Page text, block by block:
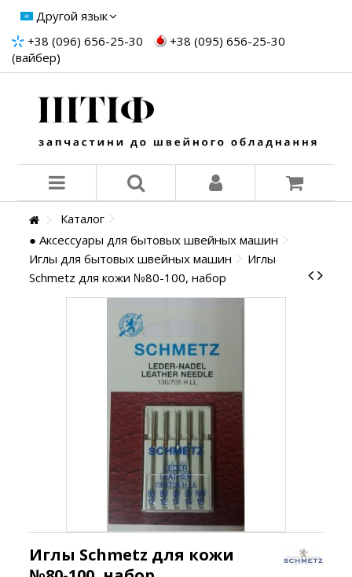
Другой язык
+38 (096) 656-25-30
+38 (095) 656-25-30
(вайбер)
Каталог
● Аксессуары для бытовых швейных машин
Иглы для бытовых швейных машин
Иглы
Schmetz для кожи №80-100, набор
Иглы Schmetz для кожи